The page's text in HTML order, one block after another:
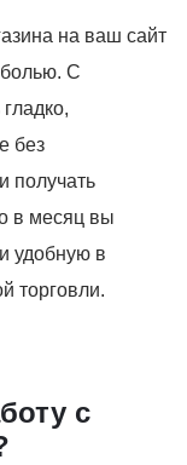
на ваш сайт
С
без
получать
в месяц вы
удобную в
торговли.
с